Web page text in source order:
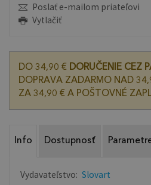
Poslať e-mailom priateľovi
Vytlačiť
DO 34,90 € DORUČENIE CEZ
DOPRAVA ZADARMO NAD
ZA 34,90 € A POŠTOVNÉ
Info Dostupnosť
Vydavateľstvo: Slovart